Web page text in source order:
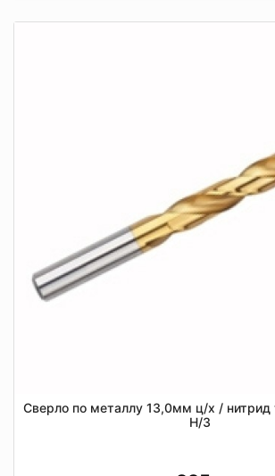
Сверло по металлу 13,0мм ц/х /
Н/З